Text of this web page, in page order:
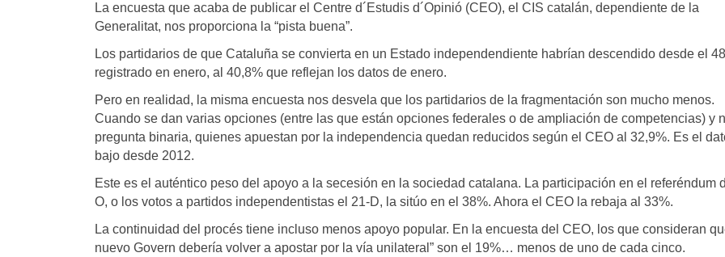
La encuesta que acaba de publicar el Centre d´Estudis d´Opinió (CEO), el CIS catalán, dependiente de la
Generalitat, nos proporciona la “pista buena”.
Los partidarios de que Cataluña se convierta en un Estado independendiente habrían descendido desde el
registrado en enero, al 40,8% que reflejan los datos de enero.
Pero en realidad, la misma encuesta nos desvela que los partidarios de la fragmentación son mucho menos.
Cuando se dan varias opciones (entre las que están opciones federales o de ampliación de competencias) y
pregunta binaria, quienes apuestan por la independencia quedan reducidos según el CEO al 32,9%. Es el
bajo desde 2012.
Este es el auténtico peso del apoyo a la secesión en la sociedad catalana. La participación en el referéndum
O, o los votos a partidos independentistas el 21-D, la sitúo en el 38%. Ahora el CEO la rebaja al 33%.
La continuidad del procés tiene incluso menos apoyo popular. En la encuesta del CEO, los que consideran
nuevo Govern debería volver a apostar por la vía unilateral” son el 19%… menos de uno de cada cinco.